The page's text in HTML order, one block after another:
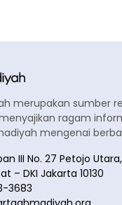
merupakan sumber
ragam
mengenai
III No. 27 Petojo
– DKI Jakarta 10130
3683